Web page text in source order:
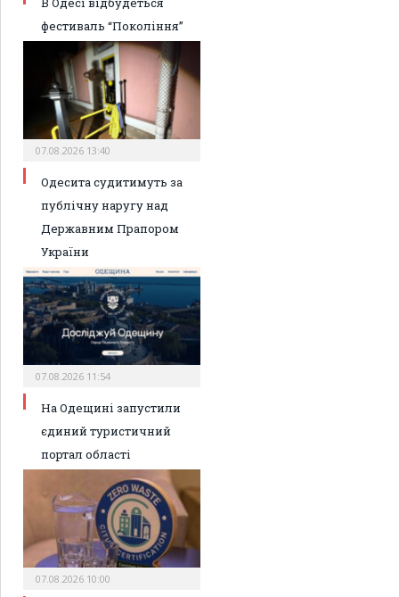
фестиваль “Покоління”
07.08.2026 13:40
Одесита судитимуть за
публічну наругу над
Державним Прапором
України
07.08.2026 11:54
На Одещині запустили
єдиний туристичний
портал області
07.08.2026 10:00